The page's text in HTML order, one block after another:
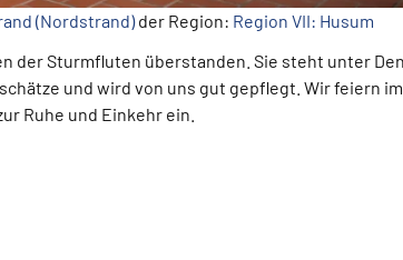
(Nordstrand) der Region: Region VII: Husum
der Sturmfluten überstanden. Sie steht unter
und wird von uns gut gepflegt. Wir feiern
Ruhe und Einkehr ein.